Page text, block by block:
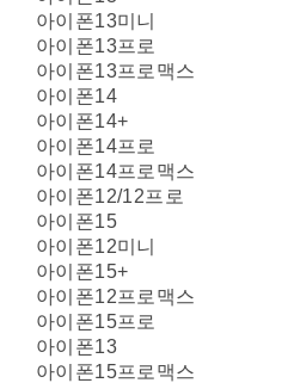
아이폰13미니
아이폰13프로
아이폰13프로맥스
아이폰14
아이폰14+
아이폰14프로
아이폰14프로맥스
아이폰12/12프로
아이폰15
아이폰12미니
아이폰15+
아이폰12프로맥스
아이폰15프로
아이폰13
아이폰15프로맥스